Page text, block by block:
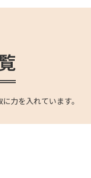
力を入れています。